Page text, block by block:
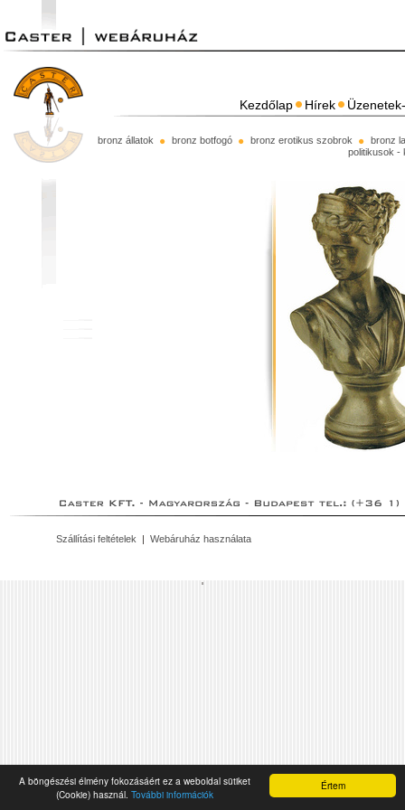
Értem
A böngészési élmény fokozásáért ez a weboldal sütiket
(Cookie) használ. További információk
Kezdőlap Hírek
bronz állatok bronz botfogó bronz erotikus szobrok
bronz
politikusok -
Szállítási feltételek | Webáruház használata
'